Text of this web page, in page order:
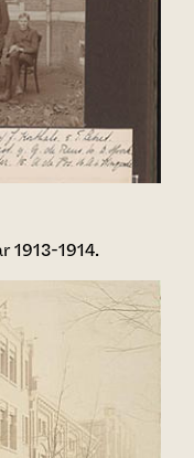
1913-1914.